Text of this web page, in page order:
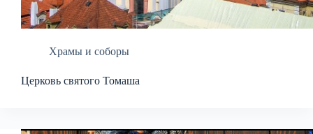
Храмы и соборы
Церковь святого Томаша